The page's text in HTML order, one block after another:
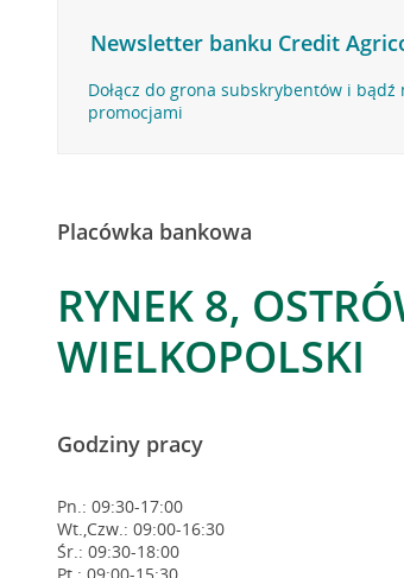
Newsletter banku Credit
Dołącz do grona subskrybentów i
promocjami
Placówka bankowa
RYNEK 8,
WIELKOPOLSKI
Godziny pracy
Pn.: 09:30-17:00
Wt.,Czw.: 09:00-16:30
Śr.: 09:30-18:00